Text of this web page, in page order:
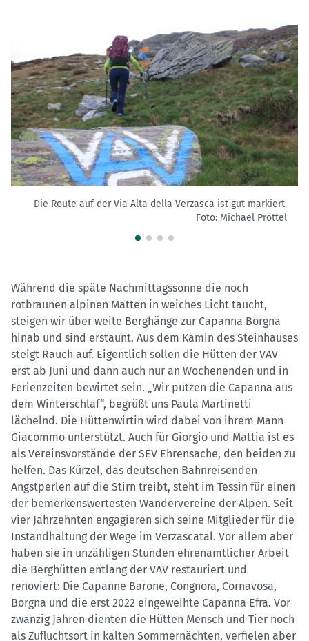
Die Route auf der Via Alta della Verzasca ist gut markiert.
Foto: Michael Pröttel
Während die späte Nachmittagssonne die noch
rotbraunen alpinen Matten in weiches Licht taucht,
steigen wir über weite Berghänge zur Capanna Borgna
hinab und sind erstaunt. Aus dem Kamin des Steinhauses
steigt Rauch auf. Eigentlich sollen die Hütten der VAV
erst ab Juni und dann auch nur an Wochenenden und in
Ferienzeiten bewirtet sein. „Wir putzen die Capanna aus
dem Winterschlaf“, begrüßt uns Paula Martinetti
lächelnd. Die Hüttenwirtin wird dabei von ihrem Mann
Giacommo unterstützt. Auch für Giorgio und Mattia ist es
als Vereinsvorstände der SEV Ehrensache, den beiden zu
helfen. Das Kürzel, das deutschen Bahnreisenden
Angstperlen auf die Stirn treibt, steht im Tessin für einen
der bemerkenswertesten Wandervereine der Alpen. Seit
vier Jahrzehnten engagieren sich seine Mitglieder für die
Instandhaltung der Wege im Verzascatal. Vor allem aber
haben sie in unzähligen Stunden ehrenamtlicher Arbeit
die Berghütten entlang der VAV restauriert und
renoviert: Die Capanne Barone, Congnora, Cornavosa,
Borgna und die erst 2022 eingeweihte Capanna Efra. Vor
zwanzig Jahren dienten die Hütten Mensch und Tier noch
als Zufluchtsort in kalten Sommernächten, verfielen aber